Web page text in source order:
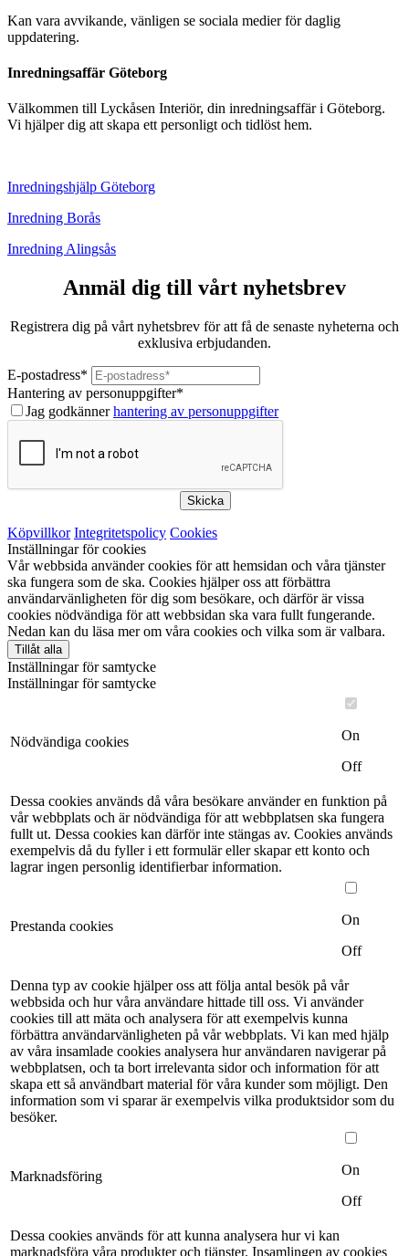
Kan vara avvikande, vänligen se sociala medier för daglig
uppdatering.
Inredningsaffär Göteborg
Välkommen till Lyckåsen Interiör, din inredningsaffär i Göteborg.
Vi hjälper dig att skapa ett personligt och tidlöst hem.
Inredningshjälp Göteborg
Inredning Borås
Inredning Alingsås
Anmäl dig till vårt nyhetsbrev
Registrera dig på vårt nyhetsbrev för att få de senaste nyheterna och
exklusiva erbjudanden.
E-postadress*
Hantering av personuppgifter*
Jag godkännerhantering av personuppgifter
Skicka
Köpvillkor Integritetspolicy Cookies
Inställningar för cookies
Vår webbsida använder cookies för att hemsidan och våra tjänster
ska fungera som de ska. Cookies hjälper oss att förbättra
användarvänligheten för dig som besökare, och därför är vissa
cookies nödvändiga för att webbsidan ska vara fullt fungerande.
Nedan kan du läsa mer om våra cookies och vilka som är valbara.
Tillåt alla
Inställningar för samtycke
Inställningar för samtycke
Nödvändiga cookies
On
Off
Dessa cookies används då våra besökare använder en funktion på
vår webbplats och är nödvändiga för att webbplatsen ska fungera
fullt ut. Dessa cookies kan därför inte stängas av. Cookies används
exempelvis då du fyller i ett formulär eller skapar ett konto och
lagrar ingen personlig identifierbar information.
Prestanda cookies
On
Off
Denna typ av cookie hjälper oss att följa antal besök på vår
webbsida och hur våra användare hittade till oss. Vi använder
cookies till att mäta och analysera för att exempelvis kunna
förbättra användarvänligheten på vår webbplats. Vi kan med hjälp
av våra insamlade cookies analysera hur användaren navigerar på
webbplatsen, och ta bort irrelevanta sidor och information för att
skapa ett så användbart material för våra kunder som möjligt. Den
information som vi sparar är exempelvis vilka produktsidor som du
besöker.
Marknadsföring
On
Off
Dessa cookies används för att kunna analysera hur vi kan
marknadsföra våra produkter och tjänster. Insamlingen av cookies